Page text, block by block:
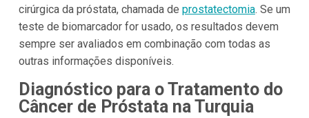
cirúrgica da próstata, chamada de prostatectomia. Se um
teste de biomarcador for usado, os resultados devem
sempre ser avaliados em combinação com todas as
outras informações disponíveis.
Diagnóstico para o Tratamento do
Câncer de Próstata na Turquia